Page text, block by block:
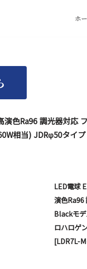
ホ
色Ra96 調光器対応
相当) JDRφ50タイ
LED電球
演色Ra96
Blackモ
ロハロゲ
[LDR7L-